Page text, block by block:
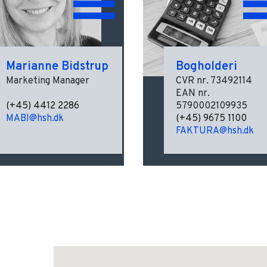
Marianne Bidstrup
Marketing Manager
(+45) 4412 2286
MABI@hsh.dk
Bogholderi
CVR nr. 73492114
EAN nr.
5790002109935
(+45) 9675 1100
FAKTURA@hsh.dk